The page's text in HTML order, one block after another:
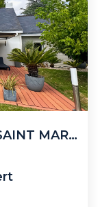
Ensemble De Deux Maisons SAINT MARS DU DESERT